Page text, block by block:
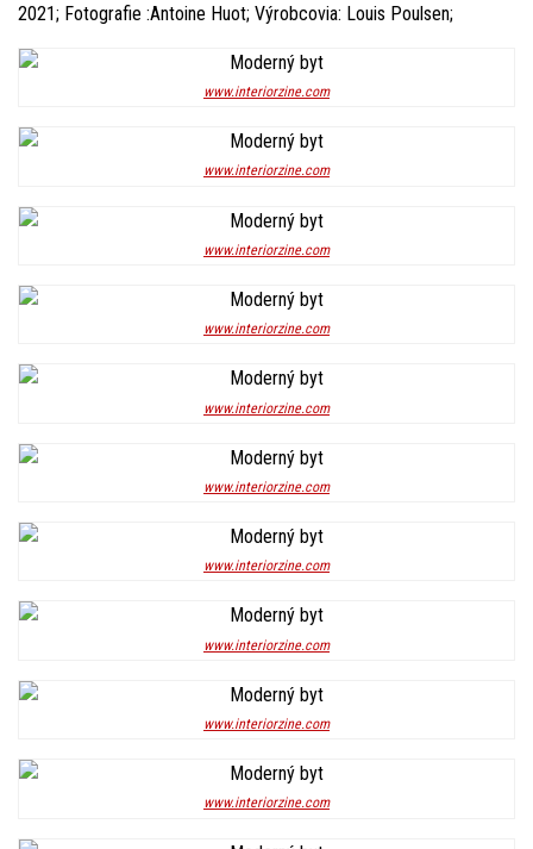
2021; Fotografie :Antoine Huot; Výrobcovia: Louis Poulsen;
www.interiorzine.com
www.interiorzine.com
www.interiorzine.com
www.interiorzine.com
www.interiorzine.com
www.interiorzine.com
www.interiorzine.com
www.interiorzine.com
www.interiorzine.com
www.interiorzine.com